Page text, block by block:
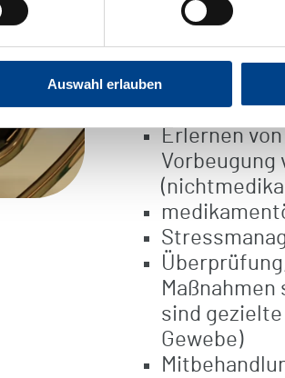
Auswahl erlauben
Erlernen
Vorbeugung
sind
Gewebe)